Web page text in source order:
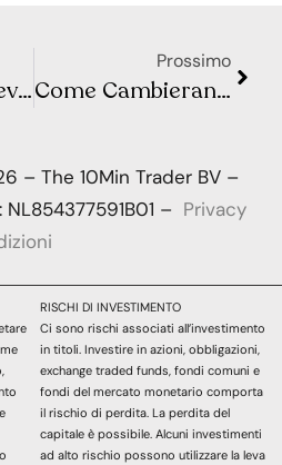
Quali sono le previsioni per i tassi di interesse in Europa nel 2025?
Prossimo
Come Cambieranno le Buste Paga nel 2025: Novità e Dettagli della Manovra Fiscale
– The 10Min Trader BV –
NL854377591B01 – Privacy
RISCHI DI INVESTIMENTO
Ci sono rischi associati all’investimento
in titoli. Investire in azioni, obbligazioni,
exchange traded funds, fondi comuni e
fondi del mercato monetario comporta
il rischio di perdita. La perdita del
capitale è possibile. Alcuni investimenti
ad alto rischio possono utilizzare la leva